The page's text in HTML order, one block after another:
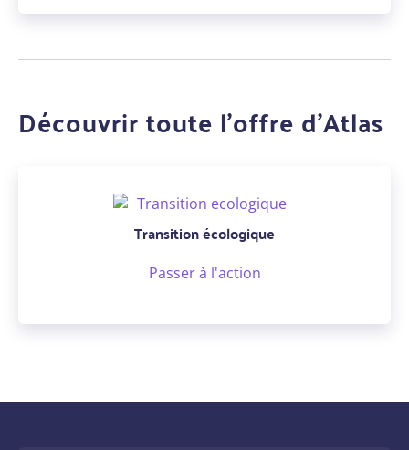
Découvrir toute l'offre d'Atlas
Transition écologique
Passer à l'action